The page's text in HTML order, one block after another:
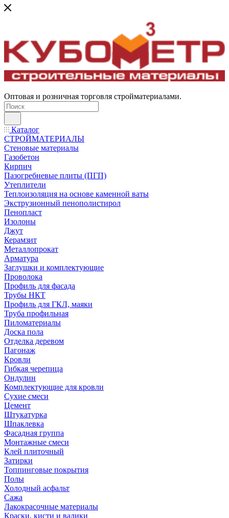
Оптовая и розничная торговля стройматериалами.
Каталог
СТРОЙМАТЕРИАЛЫ
Стеновые материалы
Газобетон
Кирпич
Пазогребневые плиты (ПГП)
Утеплители
Теплоизоляция на основе каменной ваты
Экструзионный пенополистирол
Пенопласт
Изолоны
Джут
Керамзит
Металлопрокат
Арматура
Заглушки и комплектующие
Проволока
Профиль для фасада
Трубы НКТ
Профиль для ГКЛ, маяки
Труба профильная
Пиломатериалы
Доска пола
Отделка деревом
Пагонаж
Кровли
Гибкая черепица
Ондулин
Комплектующие для кровли
Сухие смеси
Цемент
Штукатурка
Шпаклевка
Фасадная группа
Монтажные смеси
Клей плиточный
Затирки
Топпинговые покрытия
Полы
Холодный асфальт
Сажа
Лакокрасочные материалы
Краски, кисти и валики